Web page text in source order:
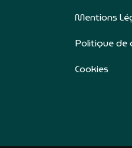
Mentions
Politique de
Cookies